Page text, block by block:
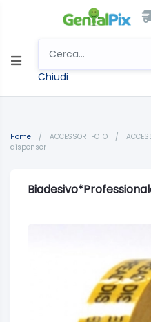
Chiudi
Home / ACCESSORI FOTO /
dispenser